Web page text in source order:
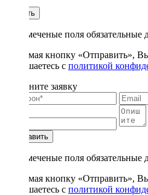
Купить
* - отмеченые поля обязательные
Нажимая кнопку «Отправить»,
соглашаетесь с политикой
Заполните заявку
Отправить
* - отмеченые поля обязательные
Нажимая кнопку «Отправить»,
соглашаетесь с политикой